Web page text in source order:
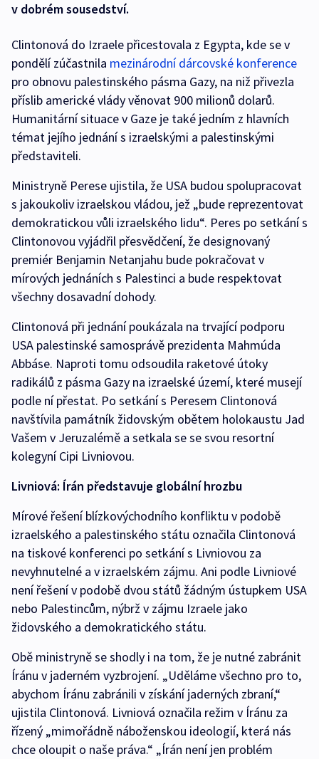
v dobrém sousedství.
Clintonová do Izraele přicestovala z Egypta, kde se v
pondělí zúčastnila mezinárodní dárcovské konference
pro obnovu palestinského pásma Gazy, na niž přivezla
příslib americké vlády věnovat 900 milionů dolarů.
Humanitární situace v Gaze je také jedním z hlavních
témat jejího jednání s izraelskými a palestinskými
představiteli.
Ministryně Perese ujistila, že USA budou spolupracovat
s jakoukoliv izraelskou vládou, jež „bude reprezentovat
demokratickou vůli izraelského lidu“. Peres po setkání s
Clintonovou vyjádřil přesvědčení, že designovaný
premiér Benjamin Netanjahu bude pokračovat v
mírových jednáních s Palestinci a bude respektovat
všechny dosavadní dohody.
Clintonová při jednání poukázala na trvající podporu
USA palestinské samosprávě prezidenta Mahmúda
Abbáse. Naproti tomu odsoudila raketové útoky
radikálů z pásma Gazy na izraelské území, které musejí
podle ní přestat. Po setkání s Peresem Clintonová
navštívila památník židovským obětem holokaustu Jad
Vašem v Jeruzalémě a setkala se se svou resortní
kolegyní Cipi Livniovou.
Livniová: Írán představuje globální hrozbu
Mírové řešení blízkovýchodního konfliktu v podobě
izraelského a palestinského státu označila Clintonová
na tiskové konferenci po setkání s Livniovou za
nevyhnutelné a v izraelském zájmu. Ani podle Livniové
není řešení v podobě dvou států žádným ústupkem USA
nebo Palestincům, nýbrž v zájmu Izraele jako
židovského a demokratického státu.
Obě ministryně se shodly i na tom, že je nutné zabránit
Íránu v jaderném vyzbrojení. „Uděláme všechno pro to,
abychom Íránu zabránili v získání jaderných zbraní,“
ujistila Clintonová. Livniová označila režim v Íránu za
řízený „mimořádně náboženskou ideologií, která nás
chce oloupit o naše práva.“ „Írán není jen problém